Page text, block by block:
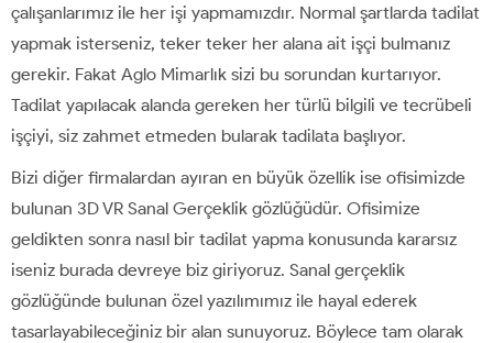
çalışanlarımız ile her işi yapmamızdır. Normal şartlarda tadilat
yapmak isterseniz, teker teker her alana ait işçi bulmanız
gerekir. Fakat Aglo Mimarlık sizi bu sorundan kurtarıyor.
Tadilat yapılacak alanda gereken her türlü bilgili ve tecrübeli
işçiyi, siz zahmet etmeden bularak tadilata başlıyor.
Bizi diğer firmalardan ayıran en büyük özellik ise ofisimizde
bulunan 3D VR Sanal Gerçeklik gözlüğüdür. Ofisimize
geldikten sonra nasıl bir tadilat yapma konusunda kararsız
iseniz burada devreye biz giriyoruz. Sanal gerçeklik
gözlüğünde bulunan özel yazılımımız ile hayal ederek
tasarlayabileceğiniz bir alan sunuyoruz. Böylece tam olarak